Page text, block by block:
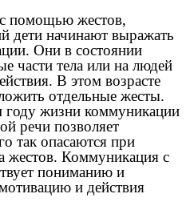
помощью жестов,
дети начинают выражать
Они в состоянии
части тела или на людей
В этом возрасте
отдельные жесты.
году жизни коммуникации
речи позволяет
так опасаются при
жестов. Коммуникация с
пониманию и
и действия